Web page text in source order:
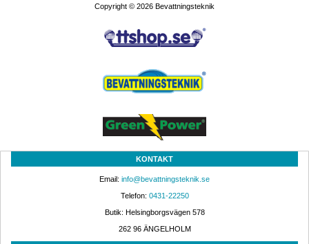
Copyright © 2026 Bevattningsteknik
KONTAKT
Email: info@bevattningsteknik.se
Telefon: 0431-22250
Butik: Helsingborgsvägen 578
262 96 ÄNGELHOLM